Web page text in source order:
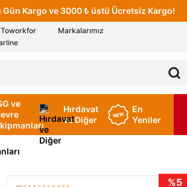
Gün Kargo ve 3000 ₺ üstü Ücretsiz Kargo!
Toworkfor
Markalarımız
ve
Hırdavat
ve Diğer
En
Yeniler
%5